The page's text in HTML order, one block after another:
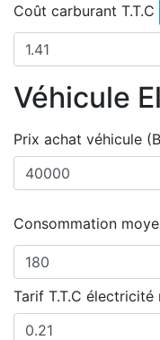
Coût carburant T.T.C
Véhicule
Prix achat véhicule
Consommation
Tarif T.T.C électricité